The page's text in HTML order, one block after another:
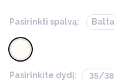
Pasirinkti spalvą: Balta
Pasirinkite dydį: 35/38